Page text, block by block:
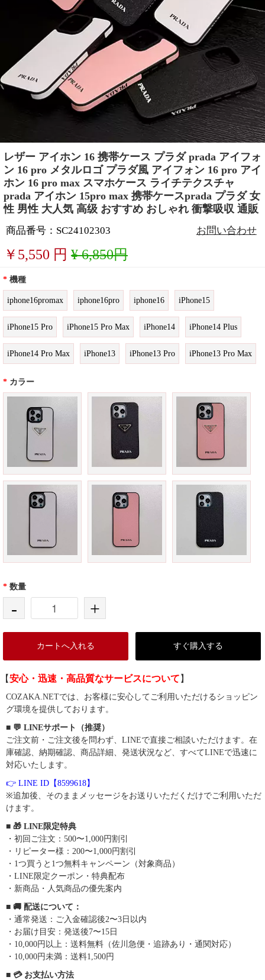
レザー アイホン 16 携帯ケース プラダ prada アイフォ
ン 16 pro メタルロゴ プラダ風 アイフォン 16 pro アイ
ホン 16 pro max スマホケース ライチテクスチャ
prada アイホン 15pro max 携帯ケースprada プラダ 女
性 男性 大人気 高级 おすすめ おしゃれ 衝撃吸収 通販
商品番号：SC24102303 お問い合わせ
￥ 5,550 円 ¥ 6,850円
* 機種
iphone16promax iphone16pro iphone16 iPhone15
iPhone15 Pro iPhone15 Pro Max iPhone14 iPhone14 Plus
iPhone14 Pro Max iPhone13 iPhone13 Pro iPhone13 Pro Max
* カラー
* 数量
- +
カートへ入れる すぐ購入する
【安心・迅速・高品質なサービスについて 】
COZAKA.NETでは、お客様に安心してご利用いただけるショッピン
グ環境を提供しております。
■ 💬 LINEサポート（推奨）
ご注文前・ご注文後を問わず、LINEで直接ご相談いただけます。在
庫確認、納期確認、商品詳細、発送状況など、すべてLINEで迅速に
対応いたします。
👉 LINE ID【8599618】
※追加後、そのままメッセージをお送りいただくだけでご利用いただ
けます。
■ 🎁 LINE限定特典
・初回ご注文：500〜1,000円割引
・リピーター様：200〜1,000円割引
・1つ買うと1つ無料キャンペーン（対象商品）
・LINE限定クーポン・特典配布
・新商品・人気商品の優先案内
■ 🚚 配送について：
・通常発送：ご入金確認後2〜3日以内
・お届け目安：発送後7〜15日
・10,000円以上：送料無料（佐川急便・追跡あり・通関対応）
・10,000円未満：送料1,500円
■ 💳 お支払い方法